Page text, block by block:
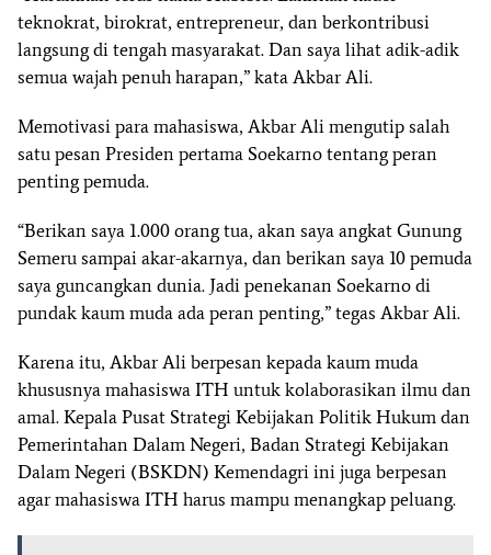
teknokrat, birokrat, entrepreneur, dan berkontribusi
langsung di tengah masyarakat. Dan saya lihat adik-adik
semua wajah penuh harapan,” kata Akbar Ali.
Memotivasi para mahasiswa, Akbar Ali mengutip salah
satu pesan Presiden pertama Soekarno tentang peran
penting pemuda.
“Berikan saya 1.000 orang tua, akan saya angkat Gunung
Semeru sampai akar-akarnya, dan berikan saya 10 pemuda
saya guncangkan dunia. Jadi penekanan Soekarno di
pundak kaum muda ada peran penting,” tegas Akbar Ali.
Karena itu, Akbar Ali berpesan kepada kaum muda
khususnya mahasiswa ITH untuk kolaborasikan ilmu dan
amal. Kepala Pusat Strategi Kebijakan Politik Hukum dan
Pemerintahan Dalam Negeri, Badan Strategi Kebijakan
Dalam Negeri (BSKDN) Kemendagri ini juga berpesan
agar mahasiswa ITH harus mampu menangkap peluang.